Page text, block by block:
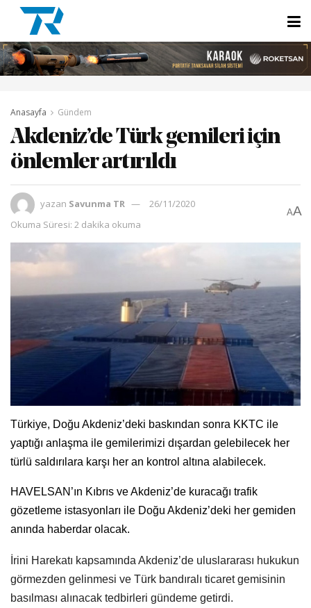
Anasayfa Gündem
Akdeniz’de Türk gemileri için
önlemler artırıldı
yazan Savunma TR
26/11/2020
Okuma Süresi: 2 dakika okuma
AA
Türkiye, Doğu Akdeniz’deki baskından sonra KKTC ile
yaptığı anlaşma ile gemilerimizi dışardan gelebilecek her
türlü saldırılara karşı her an kontrol altına alabilecek.
HAVELSAN’ın Kıbrıs ve Akdeniz’de kuracağı trafik
gözetleme istasyonları ile Doğu Akdeniz’deki her gemiden
anında haberdar olacak.
İrini Harekatı kapsamında Akdeniz’de uluslararası hukukun
görmezden gelinmesi ve Türk bandıralı ticaret gemisinin
basılması alınacak tedbirleri gündeme getirdi.